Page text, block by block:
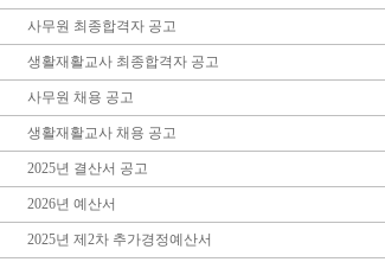
사무원 최종합격자 공고
생활재활교사 최종합격자 공고
사무원 채용 공고
생활재활교사 채용 공고
2025년 결산서 공고
2026년 예산서
2025년 제2차 추가경정예산서